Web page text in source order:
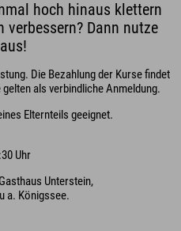
hoch hinaus klettern
Dann nutze
Die Bezahlung der Kurse findet
als verbindliche Anmeldung.
Elternteils geeignet.
Uhr
Unterstein,
a. Königssee.